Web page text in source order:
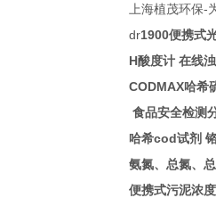
上海植茂环保-
dr1900便携式
H酸度计 在线
CODMAX哈希
食品安全检测
哈希cod试剂
氨氮、总氮、
便携式污泥浓